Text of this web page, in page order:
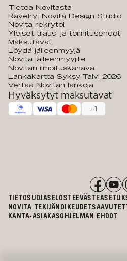
Tietoa Novitasta
Ravelry: Novita Design Studio
Novita rekrytoi
Yleiset tilaus- ja toimitusehdot
Maksutavat
Löydä jälleenmyyjä
Novita jälleenmyyjille
Novitan ilmoituskanava
Lankakartta Syksy-Talvi 2026
Vertaa Novitan lankoja
Hyväksytyt maksutavat
+1
TIETOSUOJASELOSTE
NOVITA TEKIJÄNOIKEUDET
KANTA-ASIAKASOHJELMAN EHDOT